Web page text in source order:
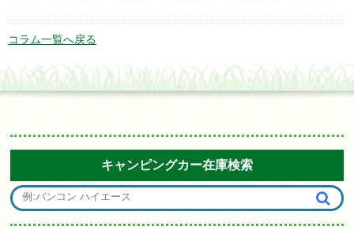
コラム一覧へ戻る
キャンピングカー在庫検索